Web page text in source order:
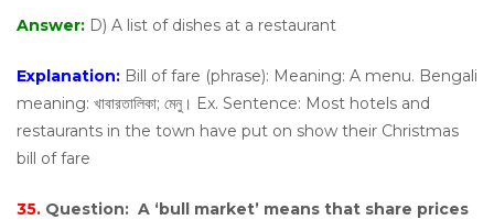
Answer: D) A list of dishes at a restaurant
Explanation: Bill of fare (phrase): Meaning: A menu. Bengali
meaning: খাবারতালিকা; মেনু। Ex. Sentence: Most hotels and
restaurants in the town have put on show their Christmas
bill of fare
35. Question: A ‘bull market’ means that share prices